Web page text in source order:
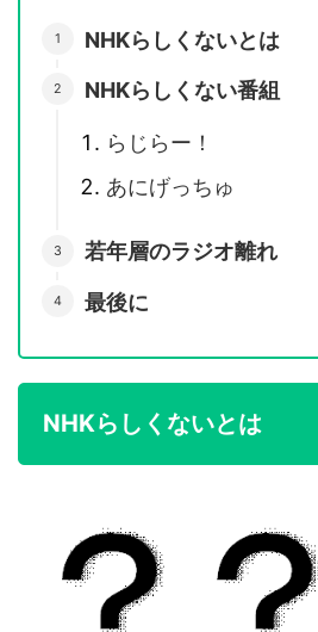
NHKらしくないとは
NHKらしくない番組
らじらー！
あにげっちゅ
若年層のラジオ離れ
最後に
NHKらしくないとは